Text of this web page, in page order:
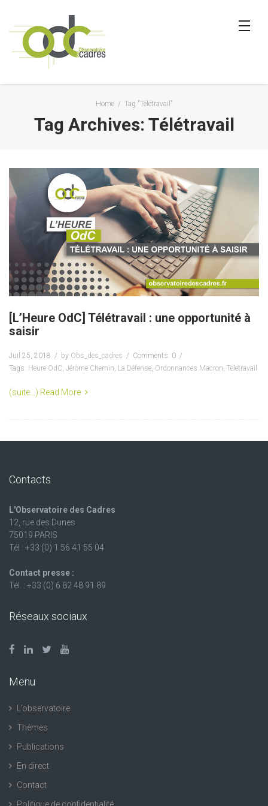
Home / Tag "Télétravail"
Tag Archives: Télétravail
[L’Heure OdC] Télétravail : une opportunité à
saisir
Juil 25, 2018 by Obs_des_cadres
Comments: 0
Tags: Heure OdC, Jérôme Chemin, La Défense, Ordonnances Macron, Télétravail
(suite…) Read More
Contacts
L'Observatoire des Cadres
12, rue des Dunes
75019 PARIS
Tél : +33 (0) 1 56 41 55 04
Contact presse :
Tél. : +33 (0) 6 82 48 91 89
Réseaux sociaux
Menu
L’observatoire
Thèmes
Publications
En direct
Contact